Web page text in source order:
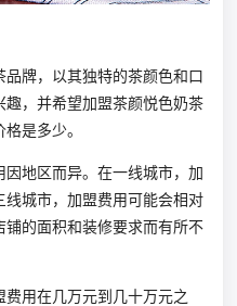
牌，以其独特的茶颜色和口
，并希望加盟茶颜悦色奶茶
是多少。
地区而异。在一线城市，加
城市，加盟费用可能会相对
的面积和装修要求而有所不
用在几万元到几十万元之